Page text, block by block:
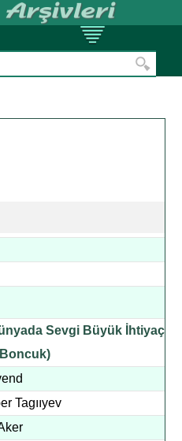
Sevgi Büyük İhtiyaç
Tagııyev